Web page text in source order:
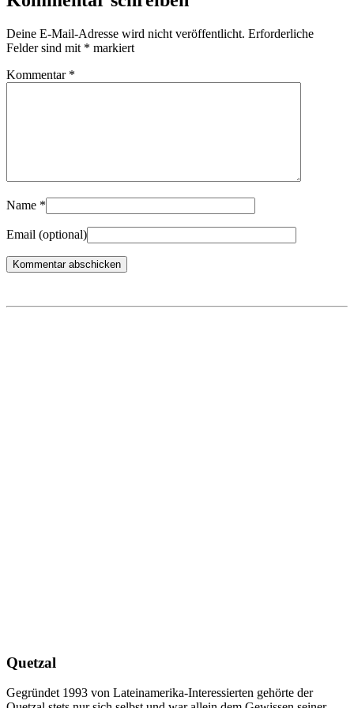
Deine E-Mail-Adresse wird nicht veröffentlicht. Erforderliche
Felder sind mit * markiert
Kommentar *
Name *
Email (optional)
Quetzal
Gegründet 1993 von Lateinamerika-Interessierten gehörte der